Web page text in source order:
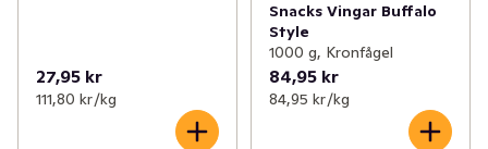
27,95 kr
111,80 kr /kg
Snacks Vingar Buffalo
Style
1000 g, Kronfågel
84,95 kr
84,95 kr /kg